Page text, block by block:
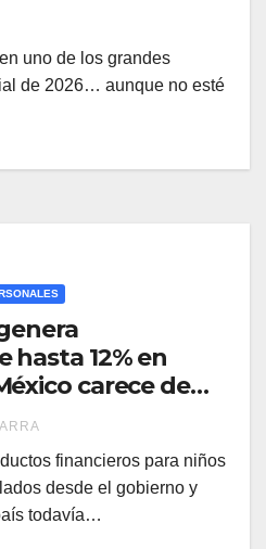
uno de los grandes
de 2026… aunque no esté
hasta 12% en
carece de
Afore SURA
financieros para niños
desde el gobierno y
todavía…